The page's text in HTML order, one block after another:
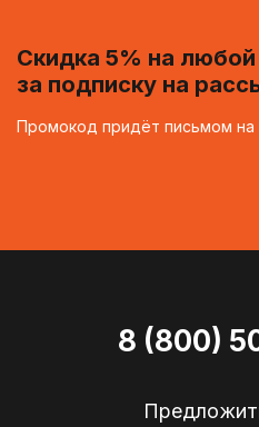
Скидка 5% на любой
за подписку на
Промокод придёт письмом на
8 (800)